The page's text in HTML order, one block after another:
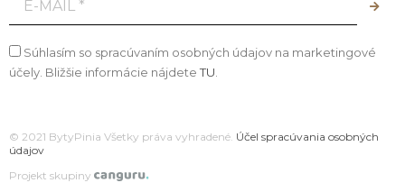
Súhlasím so spracúvaním osobných údajov na marketingové
účely. Bližšie informácie nájdeteTU
© 2021 BytyPinia Všetky práva vyhradené. Účel spracúvania osobných
údajov
Projekt skupiny